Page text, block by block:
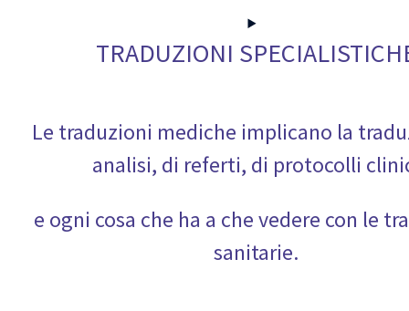
TRADUZIONI
Le traduzioni mediche implicano la
analisi, di referti, di protocolli
e ogni cosa che ha a che vedere con le
sanitarie.